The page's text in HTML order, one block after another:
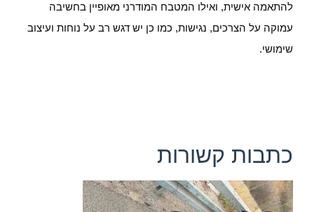
להתאמה אישית, ואילו המטבח המודרני מאופיין בחשיבה
עמוקה על הצרכים, נגישות, כמו כן יש דגש רב על נוחות ועיצוב
שימושי.
כתבות קשורות